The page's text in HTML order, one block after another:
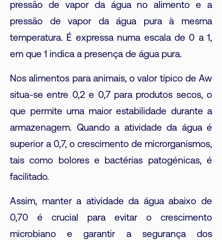
pressão de vapor da água no alimento e a
pressão de vapor da água pura à mesma
temperatura. É expressa numa escala de 0 a 1,
em que 1 indica a presença de água pura.
Nos alimentos para animais, o valor típico de Aw
situa-se entre 0,2 e 0,7 para produtos secos, o
que permite uma maior estabilidade durante a
armazenagem. Quando a atividade da água é
superior a 0,7, o crescimento de microrganismos,
tais como bolores e bactérias patogénicas, é
facilitado.
Assim, manter a atividade da água abaixo de
0,70 é crucial para evitar o crescimento
microbiano e garantir a segurança dos